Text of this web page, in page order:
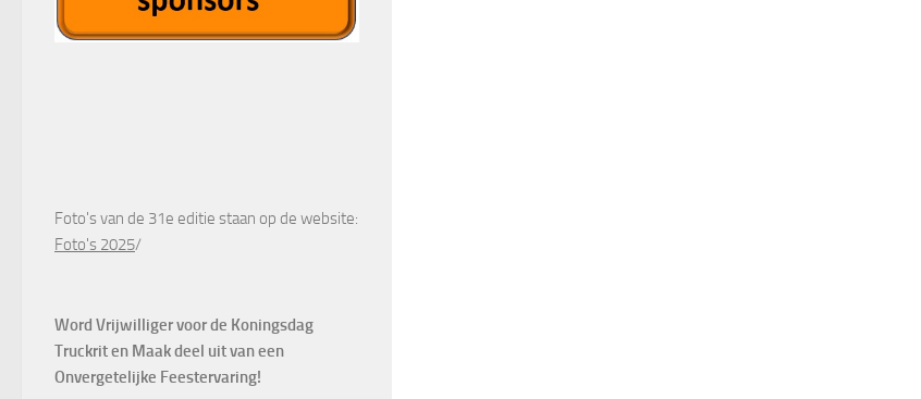
Foto's van de 31e editie staan op de website:
Foto's 2025/
Word Vrijwilliger voor de Koningsdag
Truckrit en Maak deel uit van een
Onvergetelijke Feestervaring!